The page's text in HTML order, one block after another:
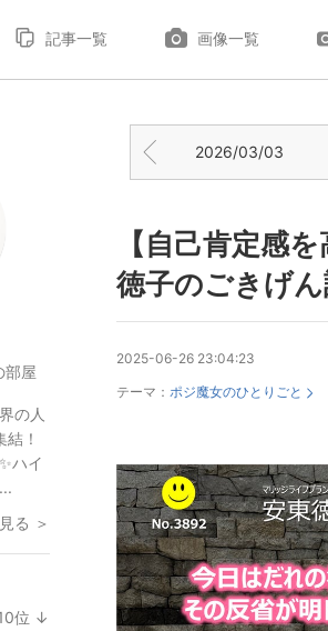
記事一覧 画像一覧
2026/03/03
【自己肯定感
徳子のごきげ
2025-06-26 23:04:23
テーマ： ポジ魔女のひとりごと
部屋
の人
！
ハイ
る ＞
位 ↓